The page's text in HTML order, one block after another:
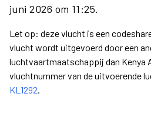
juni 2026 om 11:25.
Let op: deze vlucht is een
vlucht wordt uitgevoerd door een
luchtvaartmaatschappij dan Kenya
vluchtnummer van de uitvoerende
KL1292.